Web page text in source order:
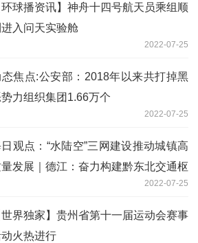
环球播资讯】神舟十四号航天员乘组顺
入问天实验舱
2022-07-25
焦点:公安部：2018年以来共打掉黑
力组织集团1.66万个
2022-07-25
观点：“水陆空”三网建设推动城镇高
量发展｜德江：奋力构建黔东北交通枢
2022-07-25
世界独家】贵州省第十一届运动会赛事
火热进行